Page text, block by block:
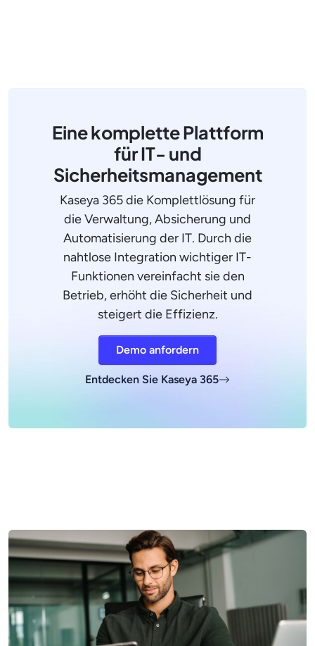
Eine komplette Plattform
für IT- und
Sicherheitsmanagement
Kaseya 365 die Komplettlösung für
die Verwaltung, Absicherung und
Automatisierung der IT. Durch die
nahtlose Integration wichtiger IT-
Funktionen vereinfacht sie den
Betrieb, erhöht die Sicherheit und
steigert die Effizienz.
Demo anfordern
Entdecken Sie Kaseya 365